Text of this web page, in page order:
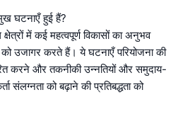
घटनाएँ हुई हैं?
में कई महत्वपूर्ण विकासों का अनुभव
को उजागर करते हैं। ये घटनाएँ परियोजना की
करने और तकनीकी उन्नतियों और समुदाय-
संलग्नता को बढ़ाने की प्रतिबद्धता को